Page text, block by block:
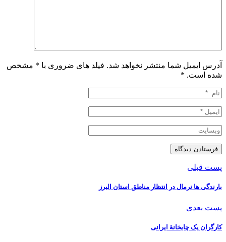
آدرس ایمیل شما منتشر نخواهد شد. فیلد های ضروری با * مشخص
شده است. *
پست قبلی
بارندگی ها نرمال در انتظار مناطق استان البرز
پست بعدی
کارگران یک چایخانۀ ایرانی